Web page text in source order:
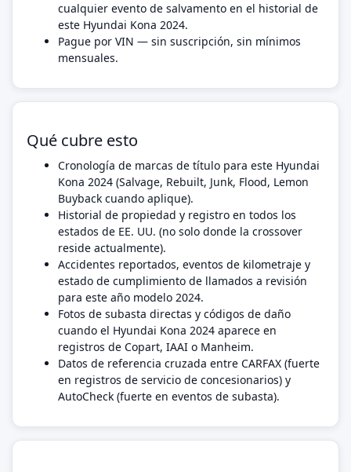
cualquier evento de salvamento en el historial de
este Hyundai Kona 2024.
Pague por VIN — sin suscripción, sin mínimos
mensuales.
Qué cubre esto
Cronología de marcas de título para este Hyundai
Kona 2024 (Salvage, Rebuilt, Junk, Flood, Lemon
Buyback cuando aplique).
Historial de propiedad y registro en todos los
estados de EE. UU. (no solo donde la crossover
reside actualmente).
Accidentes reportados, eventos de kilometraje y
estado de cumplimiento de llamados a revisión
para este año modelo 2024.
Fotos de subasta directas y códigos de daño
cuando el Hyundai Kona 2024 aparece en
registros de Copart, IAAI o Manheim.
Datos de referencia cruzada entre CARFAX (fuerte
en registros de servicio de concesionarios) y
AutoCheck (fuerte en eventos de subasta).